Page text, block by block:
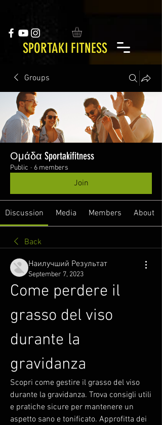
SPORTAKI FITNESS
Groups
Ομάδα Sportakifitness
Public · 6 members
Join
Discussion Media Members About
Back
Наилучший Результат
September 7, 2023
Come perdere il
grasso del viso
durante la
gravidanza
Scopri come gestire il grasso del viso
durante la gravidanza. Trova consigli utili
e pratiche sicure per mantenere un
aspetto sano e tonificato. Approfitta dei